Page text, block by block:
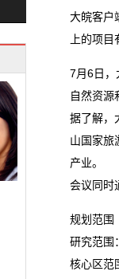
东新一轮消费券来了
资本5万人民币
塑厨房体验，开启烹饪新
论坛
册资本50万人民币
资本5万人民币
大皖客户
上的项目
7月6日，
自然资源
据了解，
山国家旅
产业。
会议同时
规划范围
研究范围
核心区范